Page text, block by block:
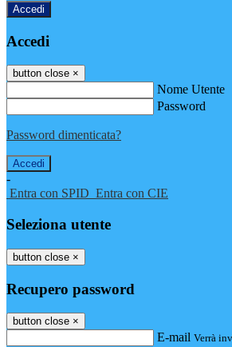
Accedi
Accedi
button close ×
Nome Utente
Password
Password dimenticata?
-
Entra con SPID Entra con CIE
Seleziona utente
button close ×
Recupero password
button close ×
E-mail Verrà